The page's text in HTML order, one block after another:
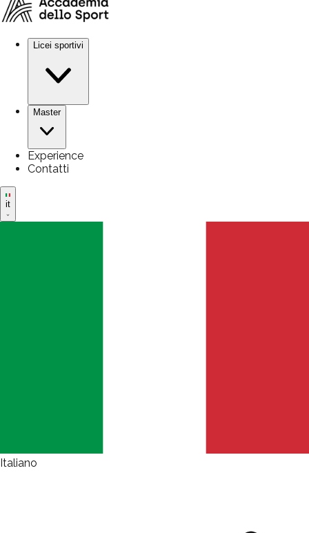
Licei sportivi
Master
Experience
Contatti
it
Italiano